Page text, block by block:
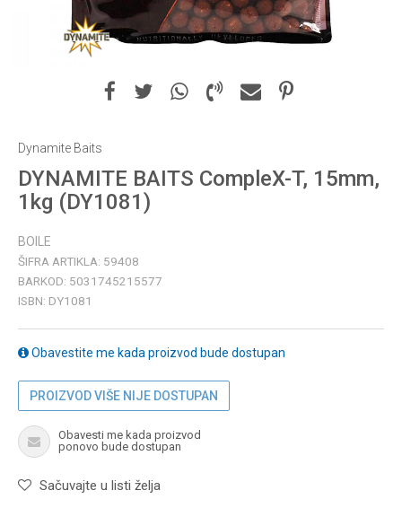
Dynamite Baits
DYNAMITE BAITS CompleX-T, 15mm,
1kg (DY1081)
BOILE
ŠIFRA ARTIKLA: 59408
BARKOD: 5031745215577
ISBN: DY1081
Obavestite me kada proizvod bude dostupan
PROIZVOD VIŠE NIJE DOSTUPAN
Obavesti me kada proizvod
ponovo bude dostupan
Sačuvajte u listi želja